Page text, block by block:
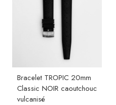
Bracelet TROPIC 20mm
Classic NOIR caoutchouc
vulcanisé